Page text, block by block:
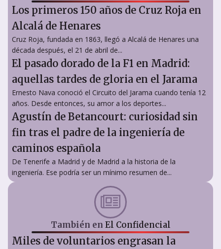
Los primeros 150 años de Cruz Roja en
Alcalá de Henares
Cruz Roja, fundada en 1863, llegó a Alcalá de Henares una
década después, el 21 de abril de...
El pasado dorado de la F1 en Madrid:
aquellas tardes de gloria en el Jarama
Ernesto Nava conoció el Circuito del Jarama cuando tenía 12
años. Desde entonces, su amor a los deportes...
Agustín de Betancourt: curiosidad sin
fin tras el padre de la ingeniería de
caminos española
De Tenerife a Madrid y de Madrid a la historia de la
ingeniería. Ese podría ser un mínimo resumen de...
También en El Confidencial
Miles de voluntarios engrasan la